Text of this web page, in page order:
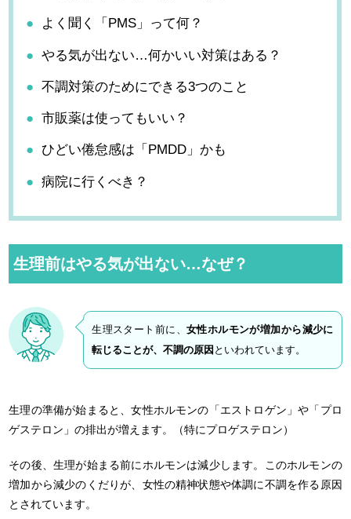
よく聞く「PMS」って何？
やる気が出ない…何かいい対策はある？
不調対策のためにできる3つのこと
市販薬は使ってもいい？
ひどい倦怠感は「PMDD」かも
病院に行くべき？
生理前はやる気が出ない…なぜ？
生理スタート前に、 女性ホルモンが増加から減少に
転じることが、不調の原因 といわれています。
生理の準備が始まると、女性ホルモンの「エストロゲン」や「プロ
ゲステロン」の排出が増えます。（特にプロゲステロン）
その後、生理が始まる前にホルモンは減少します。このホルモンの
増加から減少のくだりが、女性の精神状態や体調に不調を作る原因
とされています。